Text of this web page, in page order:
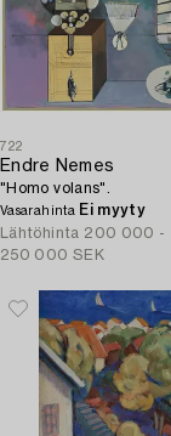
722
Endre Nemes
"Homo volans".
Vasarahinta Ei myyty
Lähtöhinta 200 000 -
250 000 SEK